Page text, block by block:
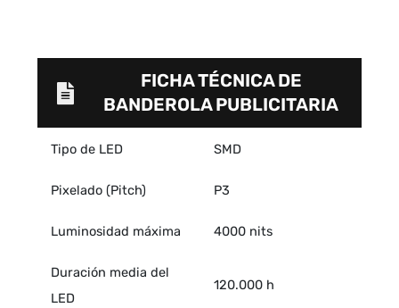
FICHA TÉCNICA DE
BANDEROLA PUBLICITARIA
Tipo de LED SMD
Pixelado (Pitch) P3
Luminosidad máxima 4000 nits
Duración media del
LED
120.000 h